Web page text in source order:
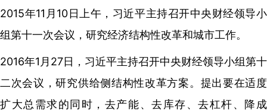
2015年11月10日上午，习近平主持召开中央财经领导小
组第十一次会议，研究经济结构性改革和城市工作。
2016年1月27日，习近平主持召开中央财经领导小组第十
二次会议，研究供给侧结构性改革方案。提出要在适度
扩大总需求的同时，去产能、去库存、去杠杆、降成